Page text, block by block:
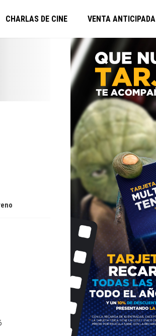
CHARLAS DE CINE VENTA ANTICIPADA